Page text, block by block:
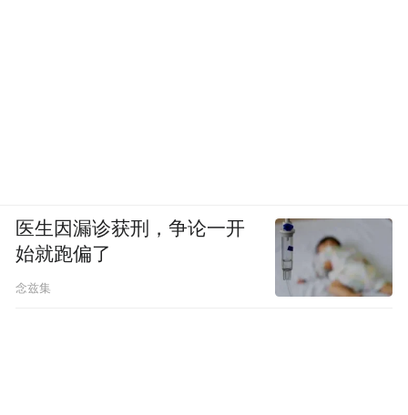
医生因漏诊获刑，争论一开
始就跑偏了
念兹集